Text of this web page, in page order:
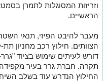
וזריזות המסוגלות לתמרן
הראשיים.
מעבר להיבט הפיזי, תנאי
הצוותים. חילוץ רכב מחניון
דורש לעיתים שימוש בציוד
תקרה. חברת גרר בעיר
החילוץ הנדרש עוד בשלב